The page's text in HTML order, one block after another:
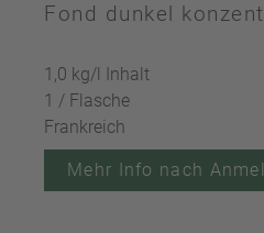
Fond dunkel
1,0 kg/l Inhalt
1 / Flasche
Frankreich
Mehr Info nach